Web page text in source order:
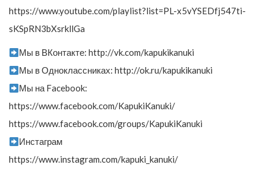
https://www.youtube.com/playlist?list=PL-x5vYSEDfj547ti-
sKSpRN3bXsrkllGa
Мы в ВКонтакте: http://vk.com/kapukikanuki
Мы в Одноклассниках: http://ok.ru/kapukikanuki
Мы на Facebook:
https://www.facebook.com/KapukiKanuki/
https://www.facebook.com/groups/KapukiKanuki
Инстаграм
https://www.instagram.com/kapuki_kanuki/